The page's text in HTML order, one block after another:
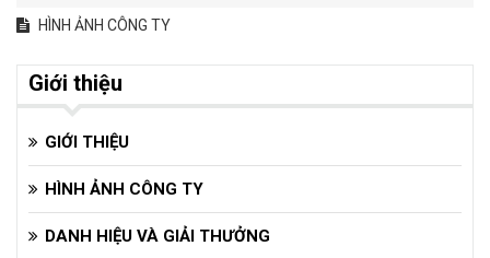
HÌNH ẢNH CÔNG TY
Giới thiệu
GIỚI THIỆU
HÌNH ẢNH CÔNG TY
DANH HIỆU VÀ GIẢI THƯỞNG